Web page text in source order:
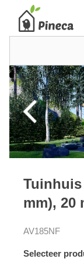
Tuinhuis
mm), 20
AV185NF
Selecteer